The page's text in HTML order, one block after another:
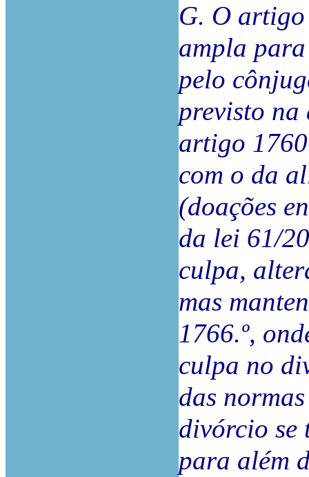
G. O artigo
ampla
pelo
previsto na
artigo
com o da
(doações
da lei 61/
culpa,
mas
1766.º,
culpa no
das
divórcio se
para além